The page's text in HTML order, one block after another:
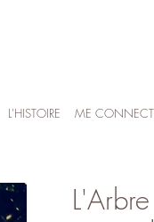
L'HISTOIRE ME